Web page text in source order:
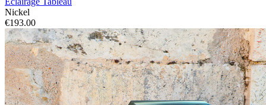
Nickel
€193.00